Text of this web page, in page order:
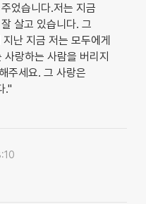
었습니다.저는 지금
살고 있습니다. 그
난 지금 저는 모두에게
랑하는 사람을 버리지
주세요. 그 사랑은
."